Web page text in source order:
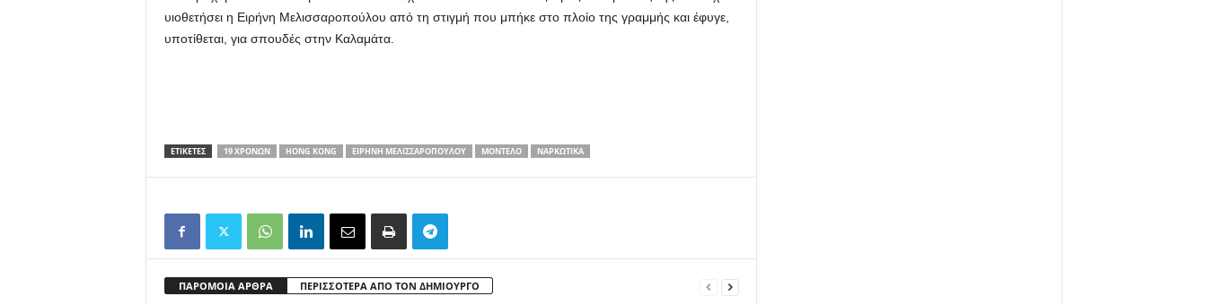
υιοθετήσει η Ειρήνη Μελισσαροπούλου από τη στιγμή που μπήκε στο πλοίο της γραμμής και έφυγε,
υποτίθεται, για σπουδές στην Καλαμάτα.
ΕΤΙΚΕΤΕΣ 19 ΧΡΟΝΏΝ HONG KONG ΕΙΡΉΝΗ ΜΕΛΙΣΣΑΡΟΠΟΎΛΟΥ ΜΟΝΤΈΛΟ ΝΑΡΚΩΤΙΚΆ
ΠΑΡΟΜΟΙΑ ΑΡΘΡΑ ΠΕΡΙΣΣΟΤΕΡΑ ΑΠΟ ΤΟΝ ΔΗΜΙΟΥΡΓΟ